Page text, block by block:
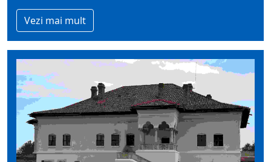
Vezi mai mult